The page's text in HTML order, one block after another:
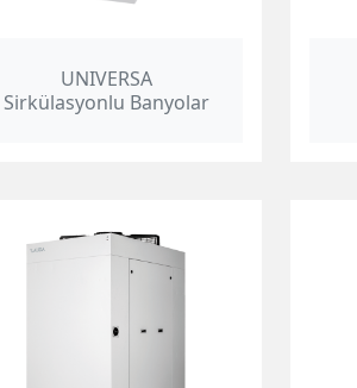
UNIVERSA
Sirkülasyonlu Banyolar